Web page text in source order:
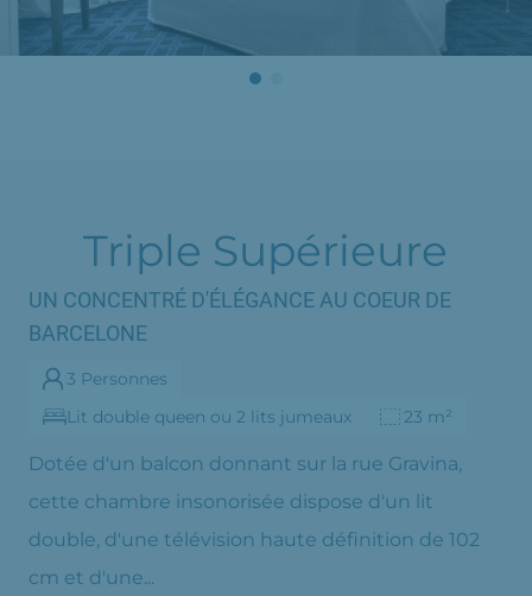
Triple Supérieure
UN CONCENTRÉ D'ÉLÉGANCE AU COEUR DE
BARCELONE
3 Personnes
Lit double queen ou 2 lits jumeaux
23 m²
Dotée d'un balcon donnant sur la rue Gravina,
cette chambre insonorisée dispose d'un lit
double, d'une télévision haute définition de 102
cm et d'une...